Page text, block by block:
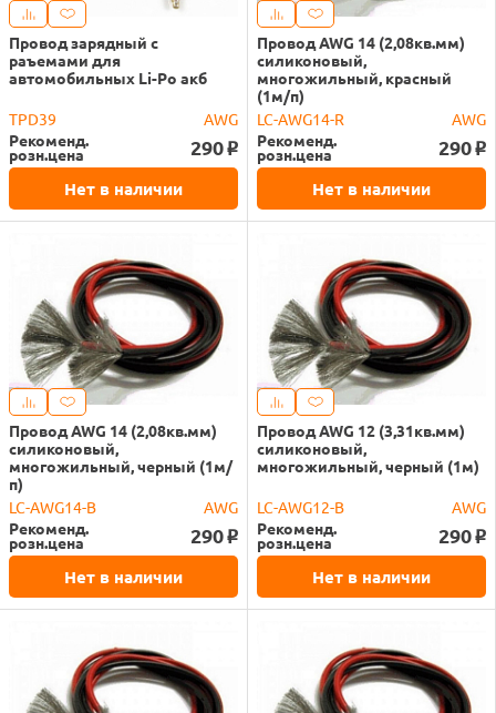
Провод зарядный с
раъемами для
автомобильных Li-Po акб
TPD39
AWG
Рекоменд.
розн.цена 290 o
Нет в наличии
Провод AWG 14 (2,08кв.мм)
силиконовый,
многожильный, красный
(1м/п)
LC-AWG14-R
AWG
Рекоменд.
розн.цена 290 o
Нет в наличии
Провод AWG 14 (2,08кв.мм)
силиконовый,
многожильный, черный (1м/
п)
LC-AWG14-B
AWG
Рекоменд.
розн.цена 290 o
Нет в наличии
Провод AWG 12 (3,31кв.мм)
силиконовый,
многожильный, черный (1м)
LC-AWG12-B
AWG
Рекоменд.
розн.цена 290 o
Нет в наличии